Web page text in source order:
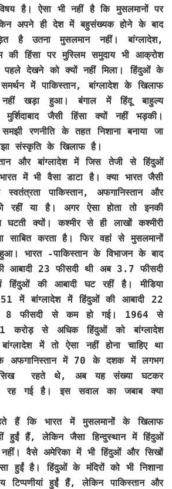
है। ऐसा भी नहीं है कि मुसलमानों पर
अपने ही देश में बहुसंख्यक होने के बाद
है उतना मुसलमान नहीं। बांग्लादेश,
की हिंसा पर मुस्लिम समुदाय भी आक्रोश
देखने को क्यों नहीं मिला। हिंदुओं के
में पाकिस्तान, बांग्लादेश के खिलाफ
खड़ा हुआ। बंगाल में हिंदू बाहुल्य
जैसी हिंसा क्यों नहीं भड़की।
रणनीति के तहत निशाना बनाया जा
संस्कृति के खिलाफ है।
और बांग्लादेश में जिस तेजी से हिंदुओं
में भी वैसा डाटा है। क्या भारत जैसी
स्वतंत्रता पाकिस्तान, अफगानिस्तान और
रहीं या है। अगर ऐसा होता तो इनकी
क्यों। कश्मीर से ही लाखों कश्मीरी
साबित करता है। फिर वहां से मुसलमानों
भारत -पाकिस्तान के विभाजन के बाद
आबादी 23 फीसदी थी अब 3.7 फीसदी
हिंदुओं की आबादी घट रहीं है। मीडिया
में बांग्लादेश में हिंदुओं की आबादी 22
8 फीसदी से कम हो गई। 1964 से
से अधिक हिंदुओं को बांग्लादेश
में तो ऐसा नहीं होना चाहिए था
अफगानिस्तान में 70 के दशक में लगभग
रहते थे, अब यह संख्या घटकर
गई है। इस सवाल का जबाब क्या
हैं कि भारत में मुसलमानों के खिलाफ
हुईं हैं, लेकिन जैसा हिन्दुस्थान में हिंदुओं
वैसे अमेरिका में भी हिंदुओं और सिखों
हुईं है। हिंदुओं के मंदिरों को भी निशाना
टिप्पणीयां हुईं हैं, लेकिन पाकिस्तान और